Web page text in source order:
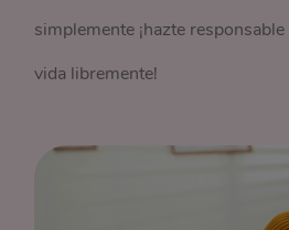
simplemente ¡hazte
vida libremente!